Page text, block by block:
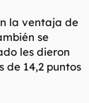
la ventaja de
se
les dieron
de 14,2 puntos